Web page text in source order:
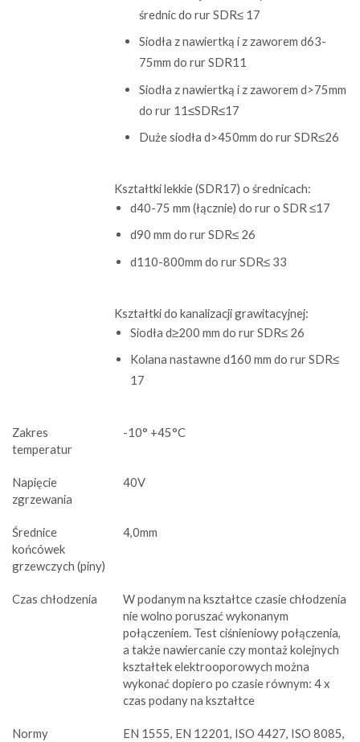
średnic do rur SDR≤ 17
Siodła z nawiertką i z zaworem d63-
75mm do rur SDR11
Siodła z nawiertką i z zaworem d>75mm
do rur 11≤SDR≤17
Duże siodła d>450mm do rur SDR≤26
Kształtki lekkie (SDR17) o średnicach:
d40-75 mm (łącznie) do rur o SDR ≤17
d90 mm do rur SDR≤ 26
d110-800mm do rur SDR≤ 33
Kształtki do kanalizacji grawitacyjnej:
Siodła d≥200 mm do rur SDR≤ 26
Kolana nastawne d160 mm do rur SDR≤
17
Zakres
temperatur
-10° +45°C
Napięcie
zgrzewania
40V
Średnice
końcówek
grzewczych (piny)
4,0mm
Czas chłodzenia
W podanym na kształtce czasie chłodzenia
nie wolno poruszać wykonanym
połączeniem. Test ciśnieniowy połączenia,
a także nawiercanie czy montaż kolejnych
kształtek elektrooporowych można
wykonać dopiero po czasie równym: 4 x
czas podany na kształtce
Normy
EN 1555, EN 12201, ISO 4427, ISO 8085,